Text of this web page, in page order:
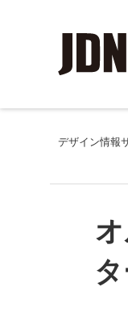
デザイン情報